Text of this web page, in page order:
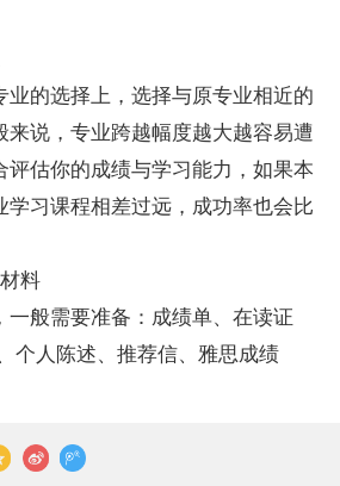
业的选择上，选择与原专业相近的
说，专业跨越幅度越大越容易遭
估你的成绩与学习能力，如果本
习课程相差过远，成功率也会比
料
一般需要准备：成绩单、在读证
个人陈述、推荐信、雅思成绩